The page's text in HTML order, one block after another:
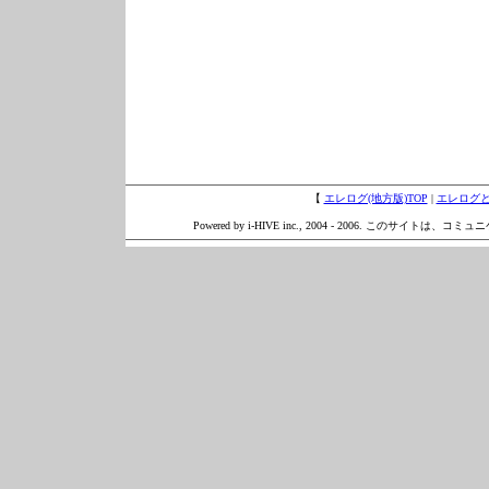
【 エレログ(地方版)TOP | エレログ
Powered by i-HIVE inc., 2004 - 2006. このサイトは、コミュ